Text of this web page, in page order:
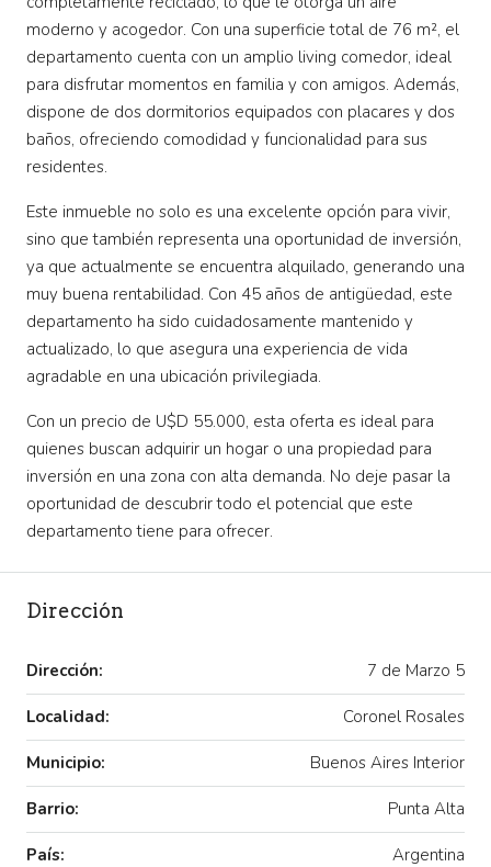
moderno y acogedor. Con una superficie total de 76 m², el
departamento cuenta con un amplio living comedor, ideal
para disfrutar momentos en familia y con amigos. Además,
dispone de dos dormitorios equipados con placares y dos
baños, ofreciendo comodidad y funcionalidad para sus
residentes.
Este inmueble no solo es una excelente opción para vivir,
sino que también representa una oportunidad de inversión,
ya que actualmente se encuentra alquilado, generando una
muy buena rentabilidad. Con 45 años de antigüedad, este
departamento ha sido cuidadosamente mantenido y
actualizado, lo que asegura una experiencia de vida
agradable en una ubicación privilegiada.
Con un precio de U$D 55.000, esta oferta es ideal para
quienes buscan adquirir un hogar o una propiedad para
inversión en una zona con alta demanda. No deje pasar la
oportunidad de descubrir todo el potencial que este
departamento tiene para ofrecer.
Dirección
Dirección: 7 de Marzo 5
Localidad: Coronel Rosales
Municipio: Buenos Aires Interior
Barrio: Punta Alta
País: Argentina